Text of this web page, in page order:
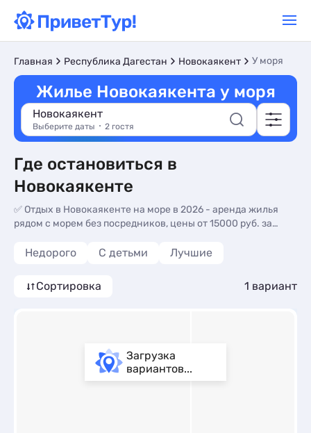
Главная Республика Дагестан Новокаякент У моря
Жилье Новокаякента у моря
Новокаякент
Выберите даты 2 гостя
Где остановиться в
Новокаякенте
✅ Отдых в Новокаякенте на море в 2026 - аренда жилья
рядом с морем без посредников, цены от 15000 руб. за
посуточно и на длительный срок без посредников.
Недорого С детьми Лучшие
Сортировка 1 вариант
Загрузка
вариантов...